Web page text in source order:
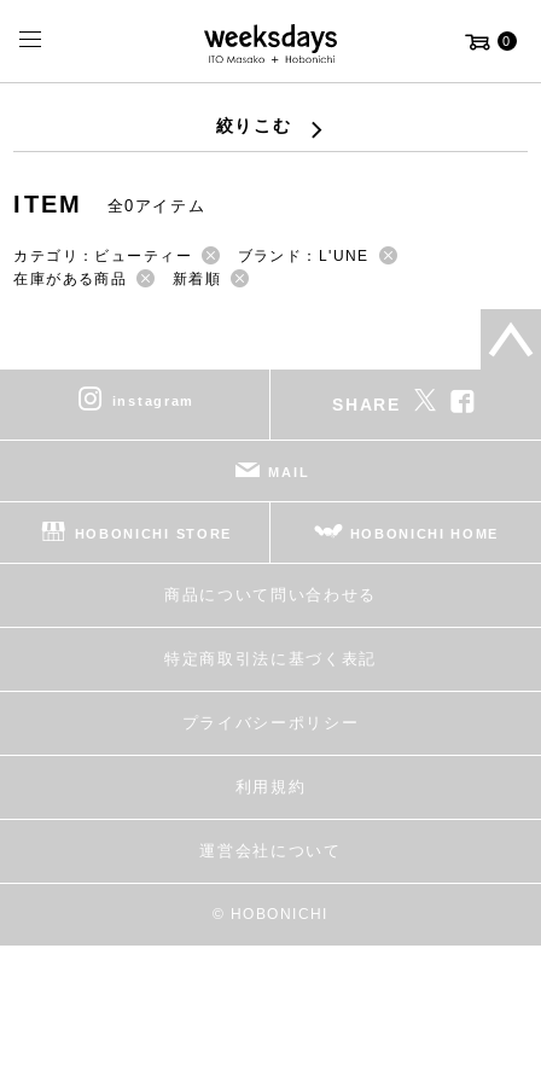
0
絞りこむ
ITEM 全0アイテム
カテゴリ：ビューティー
ブランド：L'UNE
在庫がある商品
新着順
instagram SHARE
MAIL
HOBONICHI STORE HOBONICHI HOME
商品について問い合わせる
特定商取引法に基づく表記
プライバシーポリシー
利用規約
運営会社について
© HOBONICHI